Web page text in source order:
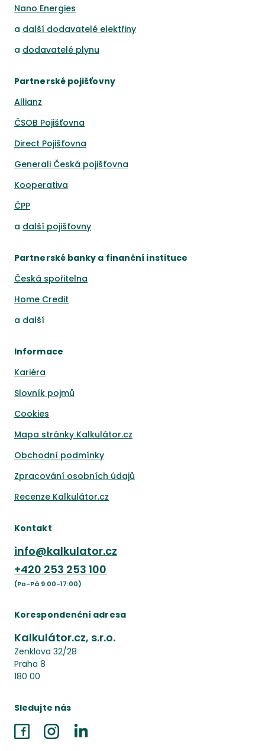
Nano Energies
a další dodavatelé elektřiny
a dodavatelé plynu
Partnerské pojišťovny
Allianz
ČSOB Pojišťovna
Direct Pojišťovna
Generali Česká pojišťovna
Kooperativa
ČPP
a další pojišťovny
Partnerské banky a finanční instituce
Česká spořitelna
Home Credit
a další
Informace
Kariéra
Slovník pojmů
Cookies
Mapa stránky Kalkulátor.cz
Obchodní podmínky
Zpracování osobních údajů
Recenze Kalkulátor.cz
Kontakt
info@kalkulator.cz
+420 253 253 100
(Po-Pá 9:00-17:00)
Korespondenční adresa
Kalkulátor.cz, s.r.o.
Zenklova 32/28
Praha 8
180 00
Sledujte nás
FacebookInstagramLinkedIn